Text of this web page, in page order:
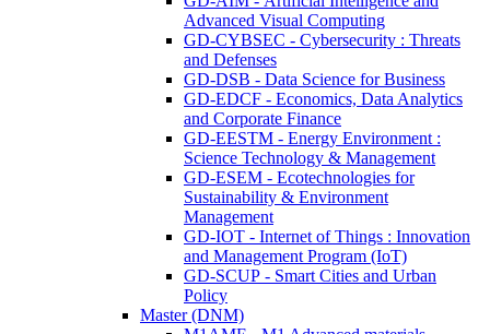
Advanced Visual Computing
GD-CYBSEC - Cybersecurity : Threats
and Defenses
GD-DSB - Data Science for Business
GD-EDCF - Economics, Data Analytics
and Corporate Finance
GD-EESTM - Energy Environment :
Science Technology & Management
GD-ESEM - Ecotechnologies for
Sustainability & Environment
Management
GD-IOT - Internet of Things : Innovation
and Management Program (IoT)
GD-SCUP - Smart Cities and Urban
Policy
Master (DNM)